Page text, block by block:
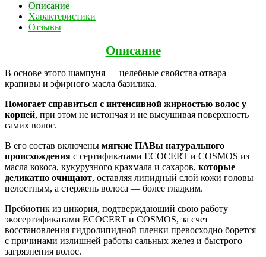
Описание
Характеристики
Отзывы
Описание
В основе этого шампуня — целебные свойства отвара
крапивы и эфирного масла базилика.
Помогает справиться с интенсивной жирностью волос у
корней, при этом не истончая и не высушивая поверхность
самих волос.
В его состав включены мягкие ПАВы натурального
происхождения с сертификатами ECOCERT и COSMOS из
масла кокоса, кукурузного крахмала и сахаров, которые
деликатно очищают, оставляя липидный слой кожи головы
целостным, а стержень волоса — более гладким.
Пребиотик из цикория, подтверждающий свою работу
экосертификатами ECOCERT и COSMOS, за счет
восстановления гидролипидной пленки превосходно борется
с причинами излишней работы сальных желез и быстрого
загрязнения волос.